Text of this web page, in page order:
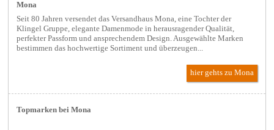
Mona
Seit 80 Jahren versendet das Versandhaus Mona, eine Tochter der
Klingel Gruppe, elegante Damenmode in herausragender Qualität,
perfekter Passform und ansprechendem Design. Ausgewählte Marken
bestimmen das hochwertige Sortiment und überzeugen...
hier gehts zu Mona
Topmarken bei Mona